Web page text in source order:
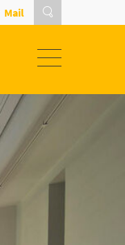
Mail